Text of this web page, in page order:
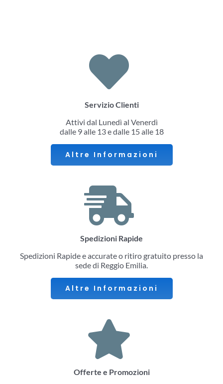
Servizio Clienti
Attivi dal Lunedì al Venerdì
dalle 9 alle 13 e dalle 15 alle 18
Altre Informazioni
Spedizioni Rapide
Spedizioni Rapide e accurate o ritiro gratuito presso la
sede di Reggio Emilia.
Altre Informazioni
Offerte e Promozioni